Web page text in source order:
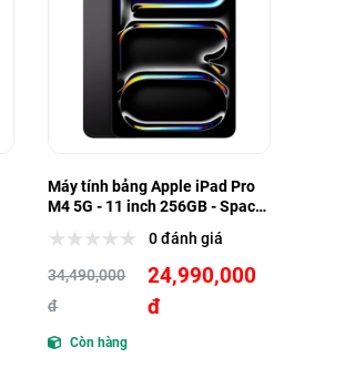
Máy tính bảng Apple iPad Pro
M4 5G - 11 inch 256GB - Space
trưng bày
0 đánh giá
34,490,000
đ
24,990,000
đ
Còn hàng